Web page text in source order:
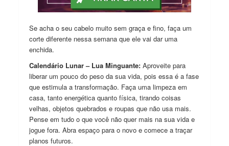
Se acha o seu cabelo muito sem graça e fino, faça um
corte diferente nessa semana que ele vai dar uma
enchida.
Calendário Lunar – Lua Minguante:Aproveite para
liberar um pouco do peso da sua vida, pois essa é a fase
que estimula a transformação. Faça uma limpeza em
casa, tanto energética quanto física, tirando coisas
velhas, objetos quebrados e roupas que não usa mais.
Pense em tudo o que você não quer mais na sua vida e
jogue fora. Abra espaço para o novo e comece a traçar
planos futuros.